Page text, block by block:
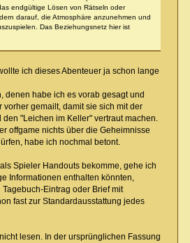
endgültige Lösen von Rätseln oder
darauf, die Atmosphäre anzunehmen und
Das Beziehungsnetz hier ist
ich dieses Abenteuer ja schon lange
denen habe ich es vorab gesagt und
gemailt, damit sie sich mit der
"Leichen im Keller" vertraut machen.
offgame nichts über die Geheimnisse
habe ich nochmal betont.
Spieler Handouts bekomme, gehe ich
Informationen enthalten könnten,
Eintrag oder Brief mit
fast zur Standardausstattung jedes
lesen. In der ursprünglichen Fassung